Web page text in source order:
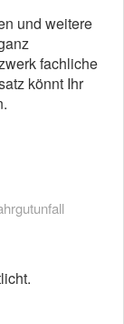
und weitere
fachliche
könnt Ihr